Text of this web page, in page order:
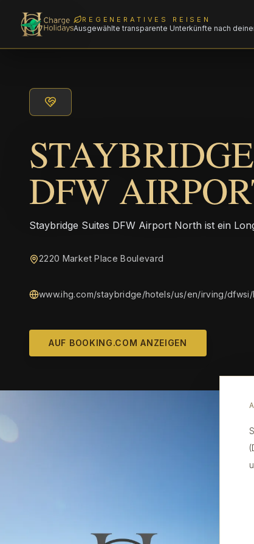
REGENERATIVES REISEN
Ausgewählte transparente Unterkünfte nach
DFW
Staybridge Suites DFW Airport North ist ein
2220 Market Place Boulevard
www.ihg.com/staybridge/hotels/us/en/irving/
AUF BOOKING.COM ANZEIGEN